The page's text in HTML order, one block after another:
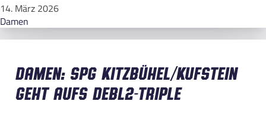
14. März 2026
Damen
Damen: SPG Kitzbühel/Kufstein
geht aufs DEBL2-Triple